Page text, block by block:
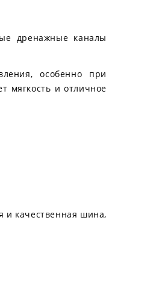
дренажные каналы
особенно при
мягкость и отличное
и качественная шина,